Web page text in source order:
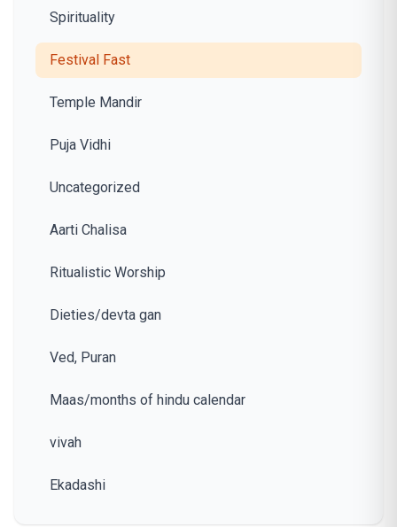
Spirituality
Festival Fast
Temple Mandir
Puja Vidhi
Uncategorized
Aarti Chalisa
Ritualistic Worship
Dieties/devta gan
Ved, Puran
Maas/months of hindu calendar
vivah
Ekadashi